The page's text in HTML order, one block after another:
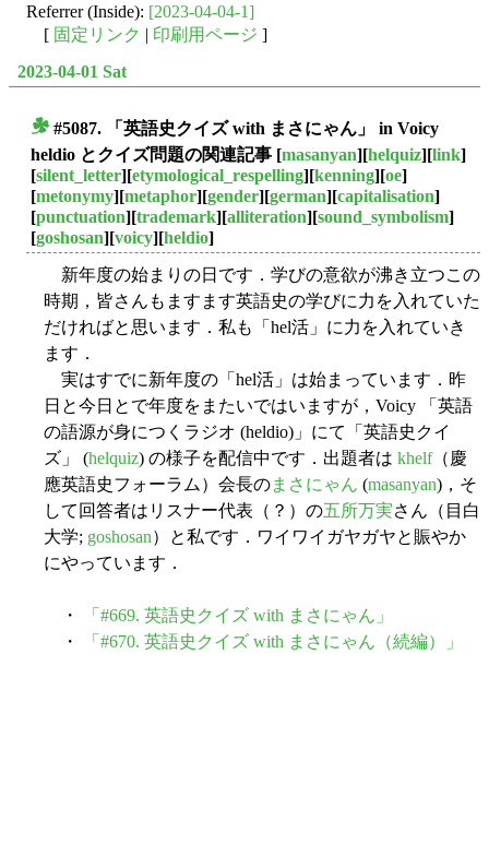
Referrer (Inside): [2023-04-04-1]
[ 固定リンク | 印刷用ページ ]
2023-04-01 Sat
#5087. 「英語史クイズ with まさにゃん」 in Voicy
heldio とクイズ問題の関連記事 [masanyan][helquiz][link]
[silent_letter][etymological_respelling][kenning][oe]
[metonymy][metaphor][gender][german][capitalisation]
[punctuation][trademark][alliteration][sound_symbolism]
[goshosan][voicy][heldio]
新年度の始まりの日です．学びの意欲が沸き立つこの
時期，皆さんもますます英語史の学びに力を入れていた
だければと思います．私も「hel活」に力を入れていき
ます．
実はすでに新年度の「hel活」は始まっています．昨
日と今日とで年度をまたいではいますが，Voicy 「英語
の語源が身につくラジオ (heldio)」にて「英語史クイ
ズ」 (helquiz) の様子を配信中です．出題者は khelf（慶
應英語史フォーラム）会長のまさにゃん (masanyan)，そ
して回答者はリスナー代表（？）の五所万実さん（目白
大学; goshosan）と私です．ワイワイガヤガヤと賑やか
にやっています．
・
「#669. 英語史クイズ with まさにゃん」
・
「#670. 英語史クイズ with まさにゃん（続編）」